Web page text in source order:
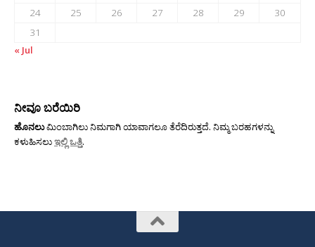
24
25 26 27 28 29
30
31
« Jul
ನೀವೂ ಬರೆಯಿರಿ
ಹೊನಲುಮಿಂಬಾಗಿಲು ನಿಮಗಾಗಿ ಯಾವಾಗಲೂ ತೆರೆದಿರುತ್ತದೆ. ನಿಮ್ಮ ಬರಹಗಳನ್ನು
ಕಳುಹಿಸಲುಇಲ್ಲಿ ಒತ್ತಿ.